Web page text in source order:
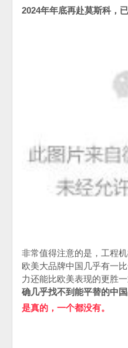
2024年年底再赴莫斯科，
非常值得注意的是，工程
欧美大品牌中国几乎有一
力还能比欧美表现的更胜一
确几乎找不到能平替的中国
是真的，一个都没有。